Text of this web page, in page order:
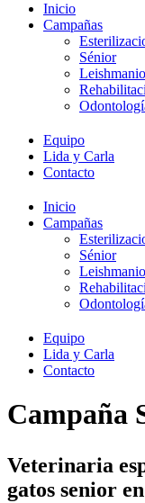
Inicio
Campañas
Sénior
Equipo
Lida y Carla
Contacto
Inicio
Campañas
Sénior
Equipo
Lida y Carla
Contacto
Campaña
Veterinaria
gatos senior